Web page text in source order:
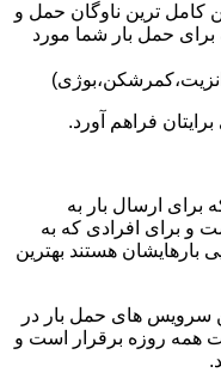
کامل ترین ناوگان حمل و
حمل بار شما مورد
برایتان فراهم آورد.
برای ارسال بار به
و برای افرادی که به
بارهایشان هستند بهترین
سرویس های حمل بار در
همه روزه برقرار است و